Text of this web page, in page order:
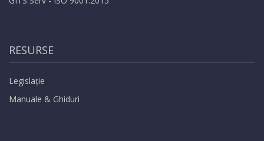
RESURSE
Legislație
Manuale & Ghiduri